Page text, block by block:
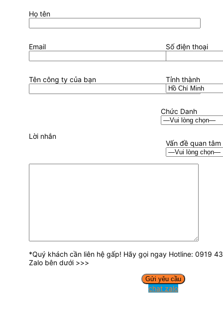
Họ tên
Email Số điện thoại
Tên công ty của bạn Tỉnh thành
Chức Danh
Vấn đề quan tâm
Lời nhắn
*Quý khách cần liên hệ gấp! Hãy gọi ngay Hotline: 0919
Zalo bên dưới >>>
chat zalo